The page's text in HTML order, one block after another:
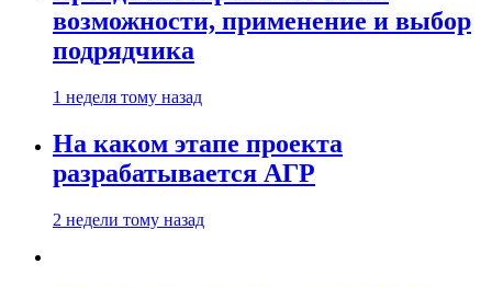
возможности, применение и выбор
подрядчика
1 неделя тому назад
На каком этапе проекта
разрабатывается АГР
2 недели тому назад